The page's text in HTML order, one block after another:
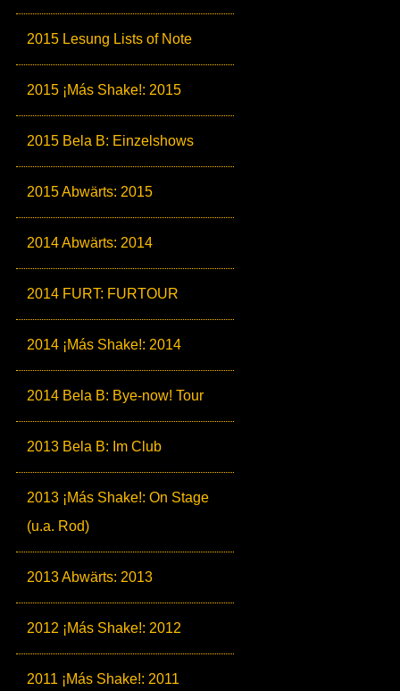
2015 Lesung Lists of Note
2015 ¡Más Shake!: 2015
2015 Bela B: Einzelshows
2015 Abwärts: 2015
2014 Abwärts: 2014
2014 FURT: FURTOUR
2014 ¡Más Shake!: 2014
2014 Bela B: Bye-now! Tour
2013 Bela B: Im Club
2013 ¡Más Shake!: On Stage
(u.a. Rod)
2013 Abwärts: 2013
2012 ¡Más Shake!: 2012
2011 ¡Más Shake!: 2011